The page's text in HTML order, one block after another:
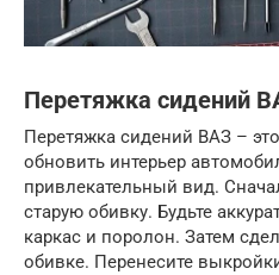
Перетяжка сидений
Перетяжка сидений ВАЗ –
обновить интерьер
привлекательный вид.
старую обивку. Будьте
каркас и поролон. Затем
обивке. Перенесите